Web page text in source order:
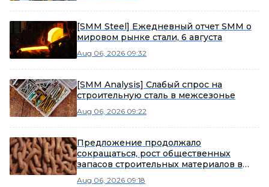
[SMM Steel] Ежедневный отчет SMM о
мировом рынке стали, 6 августа
Aug 06, 2026 09:32
[SMM Analysis] Слабый спрос на
строительную сталь в межсезонье
Aug 06, 2026 09:22
Предложение продолжало
сокращаться, рост общественных
запасов строительных материалов в
Aug 06, 2026 09:18